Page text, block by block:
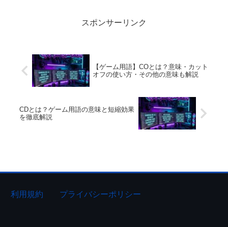
スポンサーリンク
【ゲーム用語】COとは？意味・カット
オフの使い方・その他の意味も解説
CDとは？ゲーム用語の意味と短縮効果
を徹底解説
利用規約 プライバシーポリシー